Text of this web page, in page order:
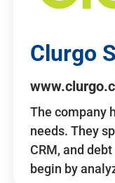
Clurgo
The company
needs. They
CRM, and
begin by